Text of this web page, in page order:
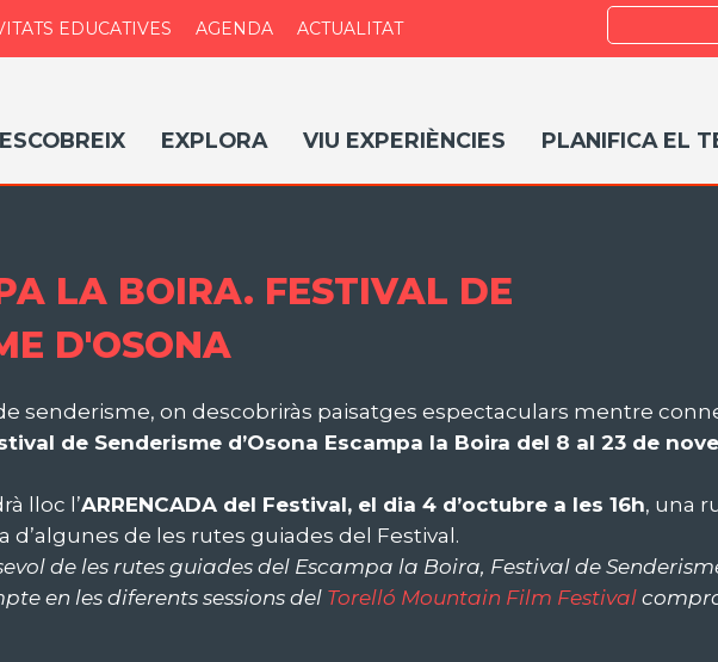
EDUCATIVES AGENDA ACTUALITAT
EXPLORA VIU EXPERIÈNCIES PLANIFICA EL
LA BOIRA. FESTIVAL DE
D'OSONA
senderisme, on descobriràs paisatges espectaculars mentre
de Senderisme d’Osona Escampa la Boira del 8 al 23 de
lloc l’ARRENCADA del Festival, el dia 4 d’octubre a les 16h, una
de les rutes guiades del Festival.
de les rutes guiades del Escampa la Boira, Festival de
en les diferents sessions del Torelló Mountain Film Festival